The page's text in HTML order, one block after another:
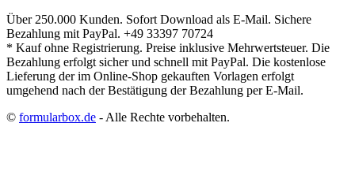
Über 250.000 Kunden. Sofort Download als E-Mail. Sichere
Bezahlung mit PayPal. +49 33397 70724
* Kauf ohne Registrierung. Preise inklusive Mehrwertsteuer. Die
Bezahlung erfolgt sicher und schnell mit PayPal. Die kostenlose
Lieferung der im Online-Shop gekauften Vorlagen erfolgt
umgehend nach der Bestätigung der Bezahlung per E-Mail.
© formularbox.de - Alle Rechte vorbehalten.